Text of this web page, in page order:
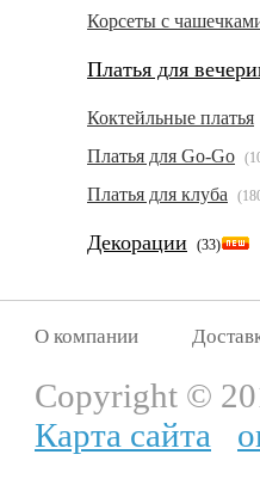
Корсеты с
Платья для
Коктейльные платья
Платья для Go-Go
Платья для клуба
Декорации (33)
О компании
Copyright ©
Карта сайта